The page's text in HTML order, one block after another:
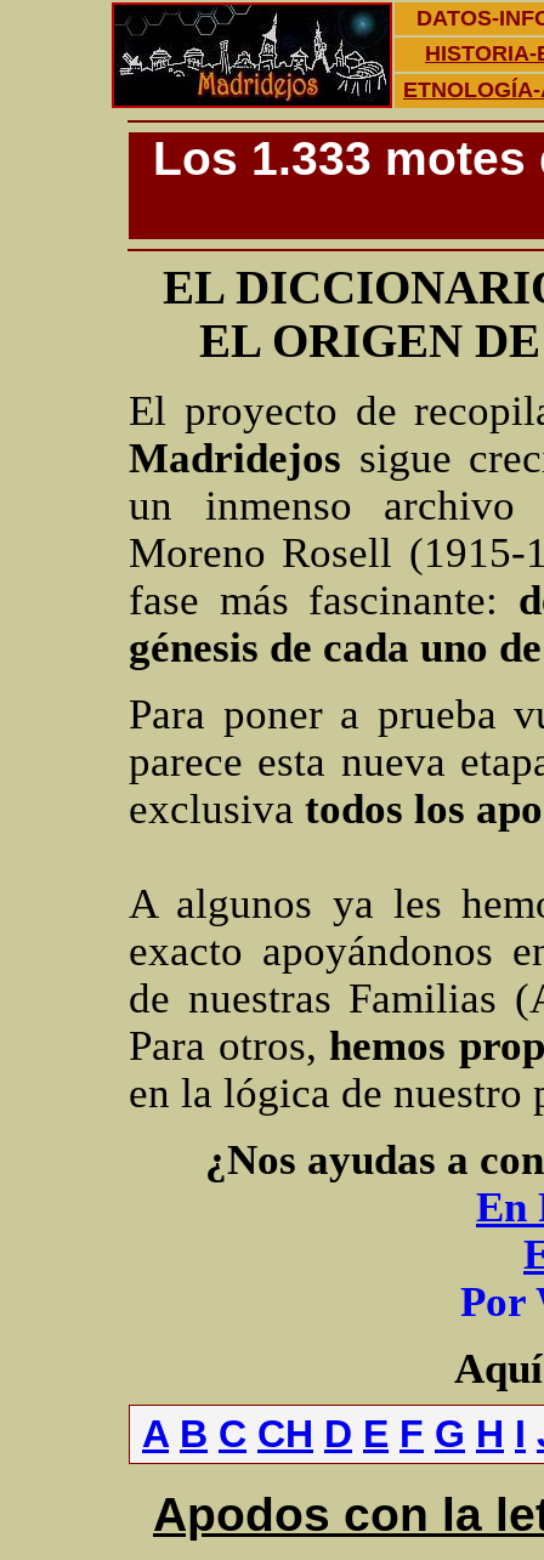
DATOS-
HISTORIA-
Los 1.333
EL
EL ORIGEN
El proyecto de
Madridejos sigue
un inmenso
Moreno Rosell (1915-
fase más fascinante:
génesis de cada uno
Para poner a prueba
parece esta nueva
exclusiva todos los
A algunos ya les
exacto apoyándonos
de nuestras Familias
Para otros, hemos
en la lógica de nuestro
¿Nos ayudas a
En
Por
A B C CH D E F G H I
Apodos con la